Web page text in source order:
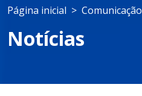
Página inicial Comunicação
Notícias